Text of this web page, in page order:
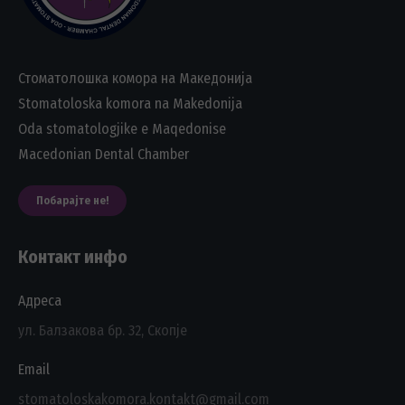
Стоматолошка комора на Македонија
Stomatoloska komora na Makedonija
Oda stomatologjike e Maqedonise
Macedonian Dental Chamber
Побарајте не!
Контакт инфо
Адреса
ул. Балзакова бр. 32, Скопје
Email
stomatoloskakomora.kontakt@gmail.com